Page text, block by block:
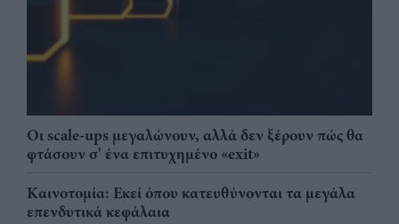
Οι scale-ups μεγαλώνουν, αλλά δεν ξέρουν πώς θα
φτάσουν σ' ένα επιτυχημένο «exit»
Καινοτομία: Εκεί όπου κατευθύνονται τα μεγάλα
επενδυτικά κεφάλαια